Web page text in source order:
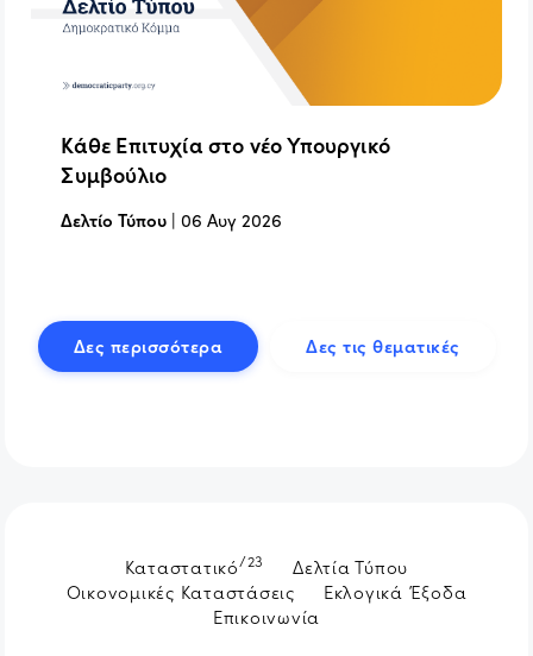
Κάθε Επιτυχία στο νέο Υπουργικό
Συμβούλιο
Δελτίο Τύπου |06 Αυγ 2026
Δες περισσότερα Δες τις θεματικές
Καταστατικό/23
Δελτία Τύπου
Οικονομικές Καταστάσεις
Εκλογικά Έξοδα
Επικοινωνία